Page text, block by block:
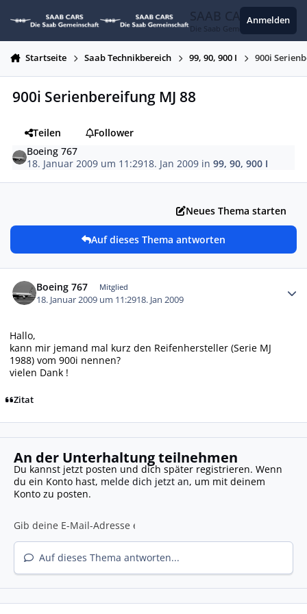
SAAB CARS
Die Saab Gemeinschaft
Anmelden
Startseite Saab Technikbereich 99, 90, 900 I 900i
900i Serienbereifung MJ 88
Teilen
Follower
Boeing 767
18. Januar 2009 um 11:2918. Jan 2009 in99, 90, 900 I
Neues Thema starten
Auf dieses Thema antworten
Boeing 767 Mitglied
18. Januar 2009 um 11:2918. Jan 2009
Hallo,
kann mir jemand mal kurz den Reifenhersteller (Serie MJ
1988) vom 900i nennen?
vielen Dank !
Zitat
An der Unterhaltung teilnehmen
Du kannst jetzt posten und dich später registrieren. Wenn
du ein Konto hast, melde dich jetzt an, um mit deinem
Konto zu posten.
Auf dieses Thema antworten...